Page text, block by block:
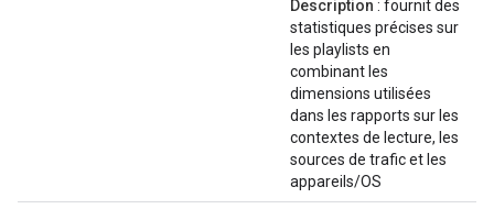
Description : fournit des
statistiques précises sur
les playlists en
combinant les
dimensions utilisées
dans les rapports sur les
contextes de lecture, les
sources de trafic et les
appareils/OS